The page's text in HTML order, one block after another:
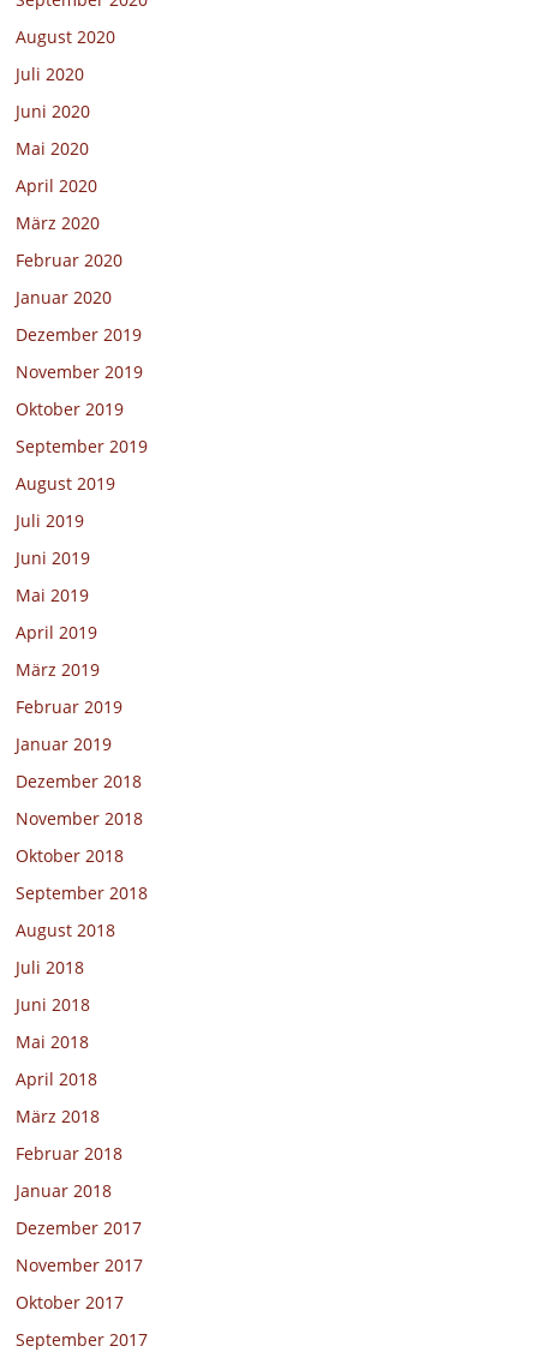
August 2020
Juli 2020
Juni 2020
Mai 2020
April 2020
März 2020
Februar 2020
Januar 2020
Dezember 2019
November 2019
Oktober 2019
September 2019
August 2019
Juli 2019
Juni 2019
Mai 2019
April 2019
März 2019
Februar 2019
Januar 2019
Dezember 2018
November 2018
Oktober 2018
September 2018
August 2018
Juli 2018
Juni 2018
Mai 2018
April 2018
März 2018
Februar 2018
Januar 2018
Dezember 2017
November 2017
Oktober 2017
September 2017